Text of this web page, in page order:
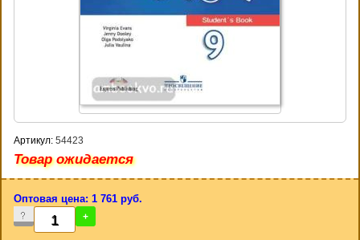
Артикул: 54423
Товар ожидается
Оптовая цена: 1 761 руб.
- +